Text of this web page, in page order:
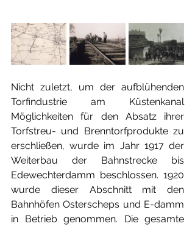
Nicht zuletzt, um der aufblühenden
Torfindustrie am Küstenkanal
Möglichkeiten für den Absatz ihrer
Torfstreu- und Brenntorfprodukte zu
erschließen, wurde im Jahr 1917 der
Weiterbau der Bahnstrecke bis
Edewechterdamm beschlossen. 1920
wurde dieser Abschnitt mit den
Bahnhöfen Osterscheps und E-damm
in Betrieb genommen. Die gesamte